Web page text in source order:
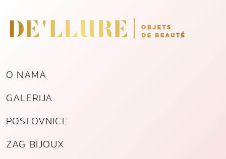
o
g
l
k
k
l
O NAMA
GALERIJA
POSLOVNICE
ZAG BIJOUX